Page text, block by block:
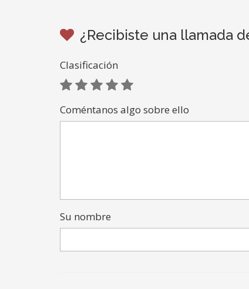
¿Recibiste una llamada
Clasificación
Coméntanos algo sobre ello
Su nombre